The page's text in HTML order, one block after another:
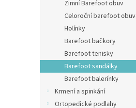
Zimní Barefoot obuv
Celoroční barefoot obuv
Holínky
Barefoot bačkory
Barefoot tenisky
Barefoot sandálky
Barefoot balerínky
Krmení a spinkání
Ortopedické podlahy